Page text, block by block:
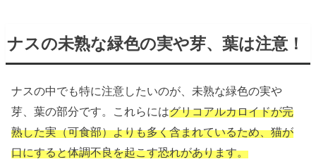
ナスの未熟な緑色の実や芽、葉は注意！
ナスの中でも特に注意したいのが、未熟な緑色の実や
芽、葉の部分です。これらにはグリコアルカロイドが完
熟した実（可食部）よりも多く含まれているため、猫が
口にすると体調不良を起こす恐れがあります。